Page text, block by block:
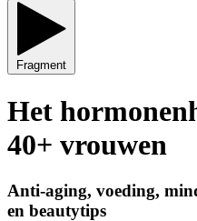
Fragment
Het
40+ vrouwen
Anti-aging, voeding,
en beautytips